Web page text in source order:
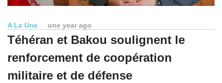
A La Une one year ago
Téhéran et Bakou soulignent le
renforcement de coopération
militaire et de défense